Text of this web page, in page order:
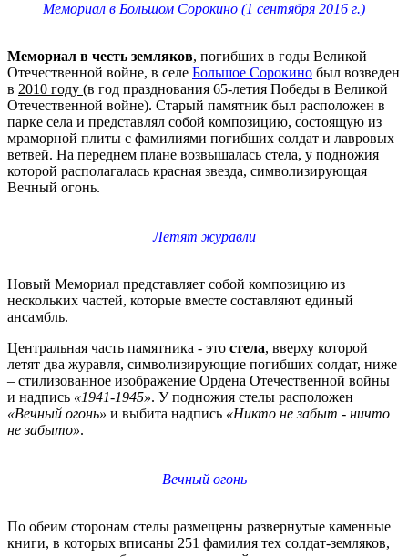
Мемориал в Большом Сорокино (1 сентября 2016 г.)
Мемориал в честь земляков, погибших в годы Великой
Отечественной войне, в селе Большое Сорокино был возведен
в 2010 году (в год празднования 65-летия Победы в Великой
Отечественной войне). Старый памятник был расположен в
парке села и представлял собой композицию, состоящую из
мраморной плиты с фамилиями погибших солдат и лавровых
ветвей. На переднем плане возвышалась стела, у подножия
которой располагалась красная звезда, символизирующая
Вечный огонь.
Летят журавли
Новый Мемориал представляет собой композицию из
нескольких частей, которые вместе составляют единый
ансамбль.
Центральная часть памятника - это стела, вверху которой
летят два журавля, символизирующие погибших солдат, ниже
– стилизованное изображение Ордена Отечественной войны
и надпись «1941-1945». У подножия стелы расположен
«Вечный огонь» и выбита надпись «Никто не забыт - ничто
не забыто».
Вечный огонь
По обеим сторонам стелы размещены развернутые каменные
книги, в которых вписаны 251 фамилия тех солдат-земляков,